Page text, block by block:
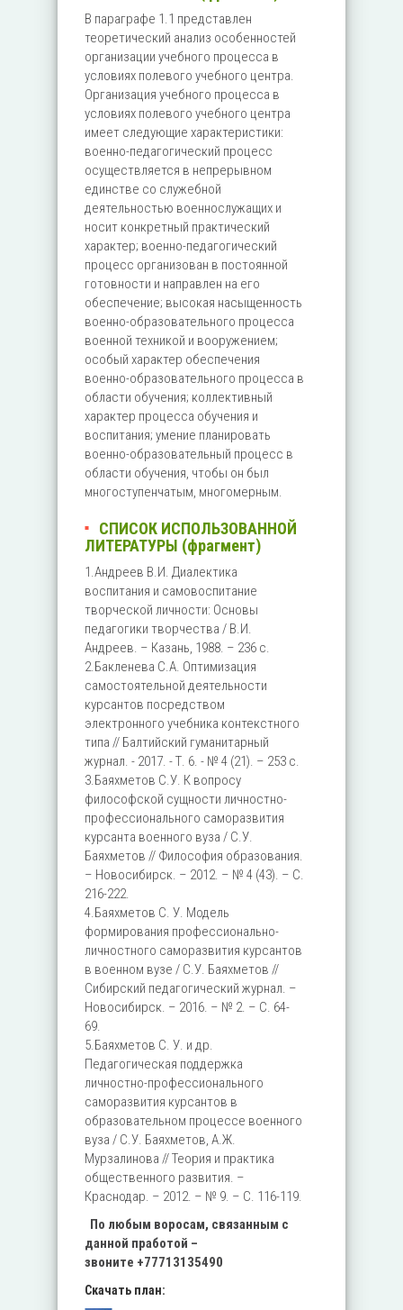
В параграфе 1.1 представлен
теоретический анализ особенностей
организации учебного процесса в
условиях полевого учебного центра.
Организация учебного процесса в
условиях полевого учебного центра
имеет следующие характеристики:
военно-педагогический процесс
осуществляется в непрерывном
единстве со служебной
деятельностью военнослужащих и
носит конкретный практический
характер; военно-педагогический
процесс организован в постоянной
готовности и направлен на его
обеспечение; высокая насыщенность
военно-образовательного процесса
военной техникой и вооружением;
особый характер обеспечения
военно-образовательного процесса в
области обучения; коллективный
характер процесса обучения и
воспитания; умение планировать
военно-образовательный процесс в
области обучения, чтобы он был
многоступенчатым, многомерным.
СПИСОК ИСПОЛЬЗОВАННОЙ
ЛИТЕРАТУРЫ (фрагмент)
1.Андреев В.И. Диалектика
воспитания и самовоспитание
творческой личности: Основы
педагогики творчества / В.И.
Андреев. – Казань, 1988. – 236 с.
2.Бакленева С.А. Оптимизация
самостоятельной деятельности
курсантов посредством
электронного учебника контекстного
типа // Балтийский гуманитарный
журнал. - 2017. - Т. 6. - № 4 (21). – 253 с.
3.Баяхметов С.У. К вопросу
философской сущности личностно-
профессионального саморазвития
курсанта военного вуза / С.У.
Баяхметов // Философия образования.
– Новосибирск. – 2012. – № 4 (43). – С.
216-222.
4.Баяхметов С. У. Модель
формирования профессионально-
личностного саморазвития курсантов
в военном вузе / С.У. Баяхметов //
Сибирский педагогический журнал. –
Новосибирск. – 2016. – № 2. – С. 64-
69.
5.Баяхметов С. У. и др.
Педагогическая поддержка
личностно-профессионального
саморазвития курсантов в
образовательном процессе военного
вуза / С.У. Баяхметов, А.Ж.
Мурзалинова // Теория и практика
общественного развития. –
Краснодар. – 2012. – № 9. – С. 116-119.
По любым воросам, связанным с
данной пработой –
звоните +77713135490
Скачать план: